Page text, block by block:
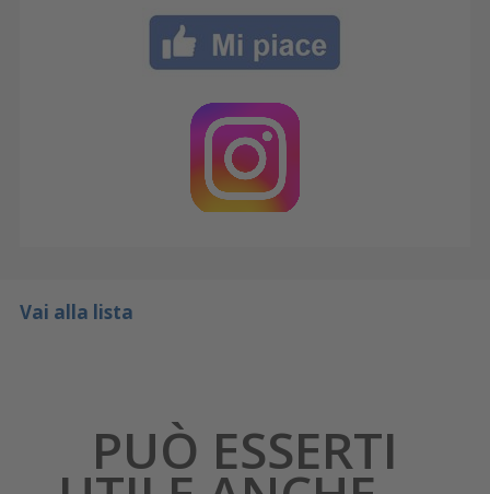
Vai alla lista
PUÒ ESSERTI